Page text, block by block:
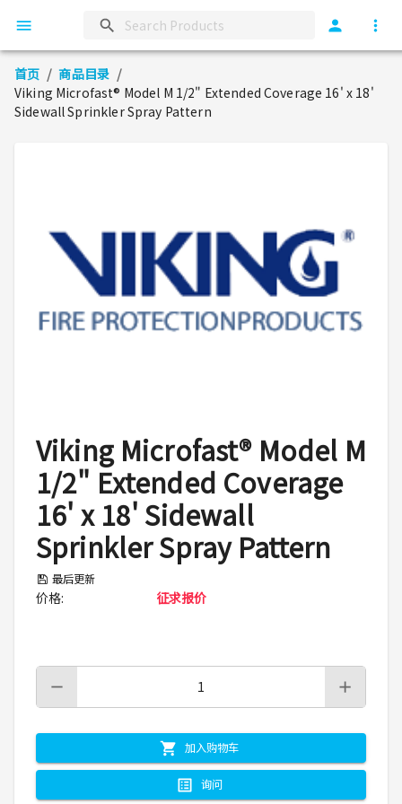
首页 / 商品目录 /
Viking Microfast® Model M 1/2" Extended Coverage 16' x 18'
Sidewall Sprinkler Spray Pattern
Viking Microfast® Model M
1/2" Extended Coverage
16' x 18' Sidewall
Sprinkler Spray Pattern
最后更新
价格: 征求报价
加入购物车
询问